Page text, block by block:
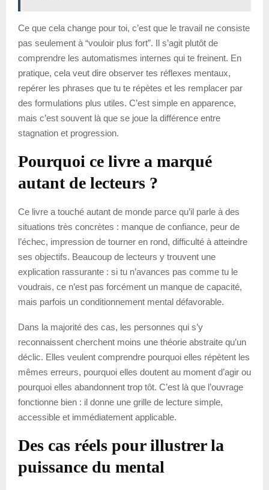
Ce que cela change pour toi, c’est que le travail ne consiste
pas seulement à “vouloir plus fort”. Il s’agit plutôt de
comprendre les automatismes internes qui te freinent. En
pratique, cela veut dire observer tes réflexes mentaux,
repérer les phrases que tu te répètes et les remplacer par
des formulations plus utiles. C’est simple en apparence,
mais c’est souvent là que se joue la différence entre
stagnation et progression.
Pourquoi ce livre a marqué
autant de lecteurs ?
Ce livre a touché autant de monde parce qu’il parle à des
situations très concrètes : manque de confiance, peur de
l’échec, impression de tourner en rond, difficulté à atteindre
ses objectifs. Beaucoup de lecteurs y trouvent une
explication rassurante : si tu n’avances pas comme tu le
voudrais, ce n’est pas forcément un manque de capacité,
mais parfois un conditionnement mental défavorable.
Dans la majorité des cas, les personnes qui s’y
reconnaissent cherchent moins une théorie abstraite qu’un
déclic. Elles veulent comprendre pourquoi elles répètent les
mêmes erreurs, pourquoi elles doutent au moment d’agir ou
pourquoi elles abandonnent trop tôt. C’est là que l’ouvrage
fonctionne bien : il donne une grille de lecture simple,
accessible et immédiatement applicable.
Des cas réels pour illustrer la
puissance du mental